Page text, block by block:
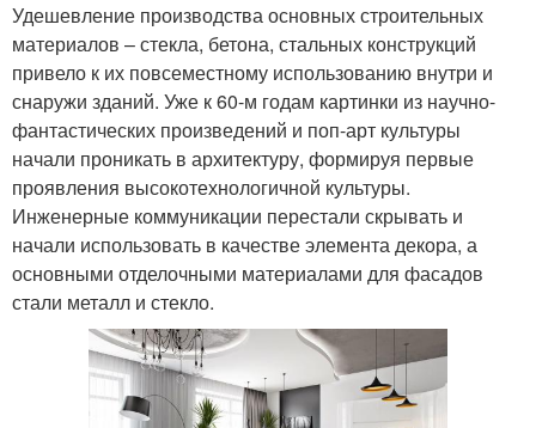
Удешевление производства основных строительных
материалов – стекла, бетона, стальных конструкций
привело к их повсеместному использованию внутри и
снаружи зданий. Уже к 60-м годам картинки из научно-
фантастических произведений и поп-арт культуры
начали проникать в архитектуру, формируя первые
проявления высокотехнологичной культуры.
Инженерные коммуникации перестали скрывать и
начали использовать в качестве элемента декора, а
основными отделочными материалами для фасадов
стали металл и стекло.